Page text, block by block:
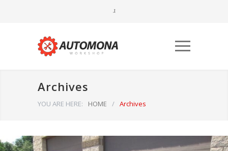
Archives
YOU ARE HERE: HOME / Archives